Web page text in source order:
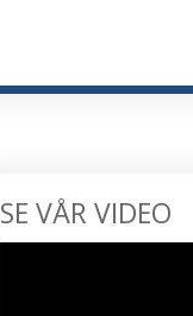
SE VÅR VIDEO